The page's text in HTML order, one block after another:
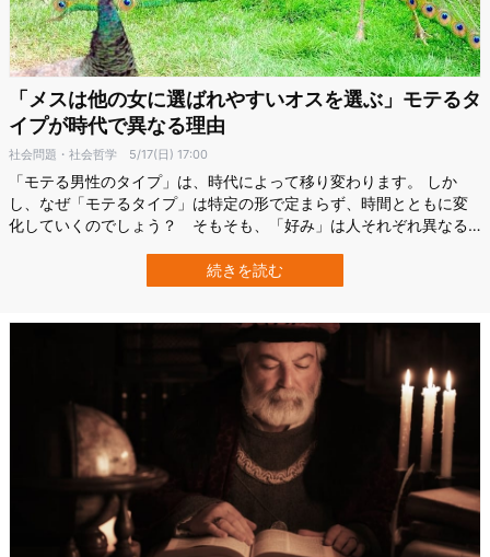
「メスは他の女に選ばれやすいオスを選ぶ」モテるタ
イプが時代で異なる理由
社会問題・社会哲学 5/17(日) 17:00
「モテる男性のタイプ」は、時代によって移り変わります。 しか
し、なぜ「モテるタイプ」は特定の形で定まらず、時間とともに変
化していくのでしょう？ そもそも、「好み」は人それぞれ異なる
セスも不思議です。 この人間における「モテるタイプ」の変化は、
動物の世界でも見ることができます。 同じ動物種であってもメスの
続きを読む